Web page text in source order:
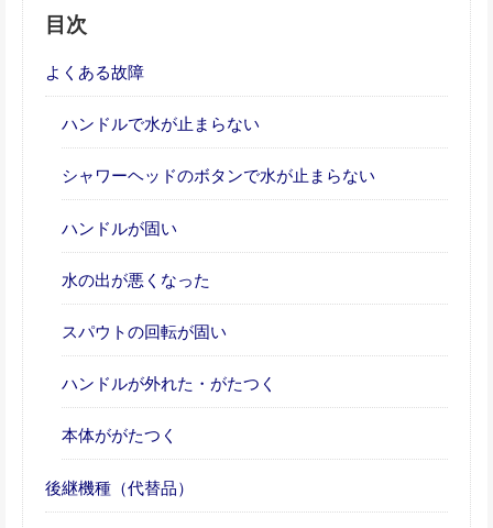
目次
よくある故障
ハンドルで水が止まらない
シャワーヘッドのボタンで水が止まらない
ハンドルが固い
水の出が悪くなった
スパウトの回転が固い
ハンドルが外れた・がたつく
本体ががたつく
後継機種（代替品）